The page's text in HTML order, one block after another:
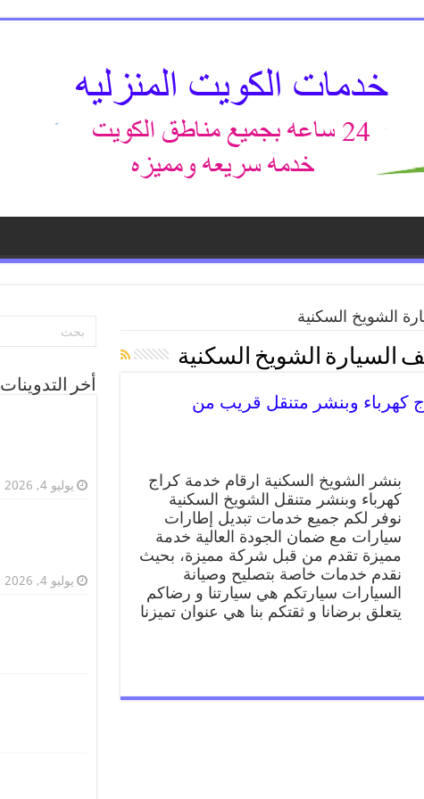
الشويخ السكنية
السيارة الشويخ السكنية
السكنية 99009551 كراج كهرباء وبنشر متنقل قريب من
بنشر الشويخ السكنية ارقام خدمة كراج
كهرباء وبنشر متنقل الشويخ السكنية
نوفر لكم جميع خدمات تبديل إطارات
سيارات مع ضمان الجودة العالية خدمة
مميزة تقدم من قبل شركة مميزة، بحيث
نقدم خدمات خاصة بتصليح وصيانة
السيارات سيارتكم هي سيارتنا و رضاكم
يتعلق برضانا و ثقتكم بنا هي عنوان تميزنا
أخر التدوينات
يوليو 4, 2026
يوليو 4, 2026